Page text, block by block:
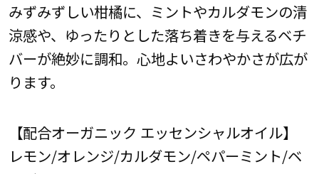
みずみずしい柑橘に、ミントやカルダモンの清
涼感や、ゆったりとした落ち着きを与えるベチ
バーが絶妙に調和。心地よいさわやかさが広が
ります。
【配合オーガニック エッセンシャルオイル】
レモン/オレンジ/カルダモン/ペパーミント/ベ